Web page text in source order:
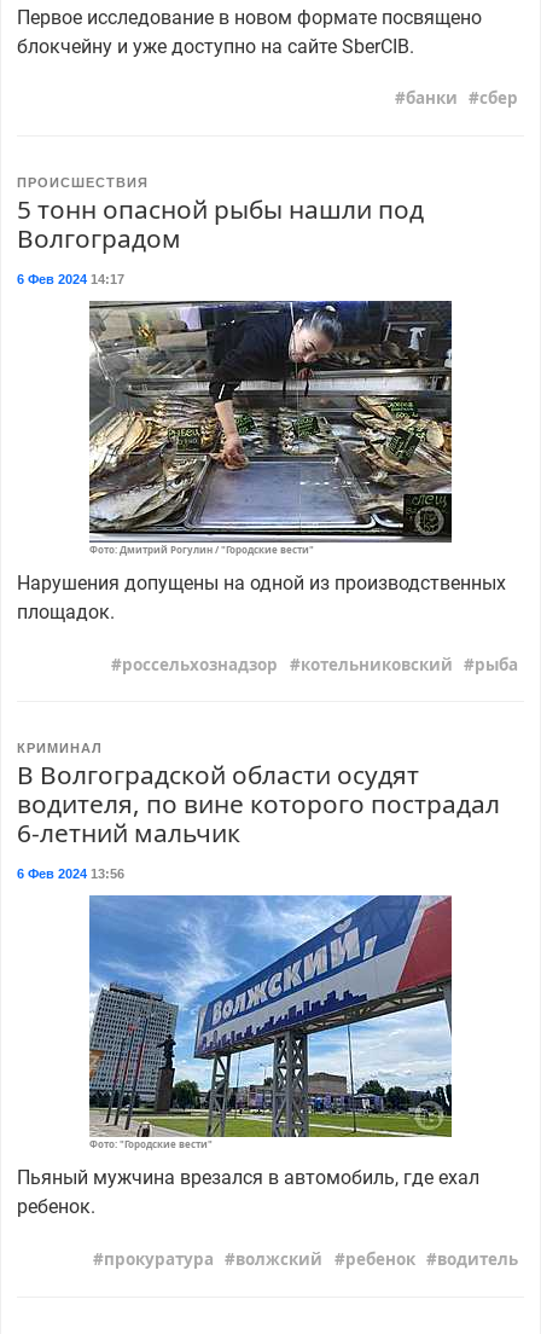
Первое исследование в новом формате посвящено
блокчейну и уже доступно на сайте SberCIB.
банки сбер
ПРОИСШЕСТВИЯ
5 тонн опасной рыбы нашли под
Волгоградом
6 Фев 202414:17
Фото: Дмитрий Рогулин / "Городские вести"
Нарушения допущены на одной из производственных
площадок.
россельхознадзор котельниковский рыба
КРИМИНАЛ
В Волгоградской области осудят
водителя, по вине которого пострадал
6-летний мальчик
6 Фев 202413:56
Фото: "Городские вести"
Пьяный мужчина врезался в автомобиль, где ехал
ребенок.
прокуратура волжский ребенок водитель